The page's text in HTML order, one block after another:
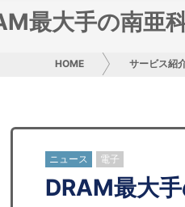
最大手の南亜
HOME サービス紹
ニュース 電子
DRAM最大